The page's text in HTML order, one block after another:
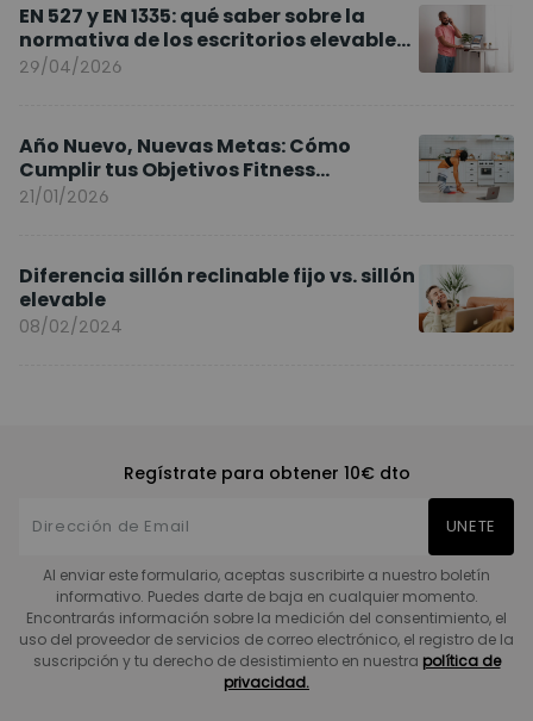
EN 527 y EN 1335: qué saber sobre la
normativa de los escritorios elevables
y sillas ergonómicas
29/04/2026
Año Nuevo, Nuevas Metas: Cómo
Cumplir tus Objetivos Fitness
Entrenando en Casa
21/01/2026
Diferencia sillón reclinable fijo vs. sillón
elevable
08/02/2024
Regístrate para obtener 10€ dto
UNETE
Al enviar este formulario, aceptas suscribirte a nuestro boletín
informativo. Puedes darte de baja en cualquier momento.
Encontrarás información sobre la medición del consentimiento, el
uso del proveedor de servicios de correo electrónico, el registro de la
suscripción y tu derecho de desistimiento en nuestra política de
privacidad.